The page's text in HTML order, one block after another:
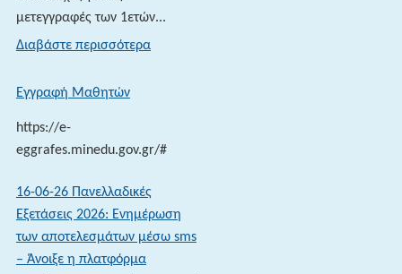
μετεγγραφές των 1ετών...
Διαβάστε περισσότερα:
Εγγραφή Μαθητών
https://e-
eggrafes.minedu.gov.gr/#
16-06-26 Πανελλαδικές
Εξετάσεις 2026: Ενημέρωση
των αποτελεσμάτων μέσω sms
– Άνοιξε η πλατφόρμα